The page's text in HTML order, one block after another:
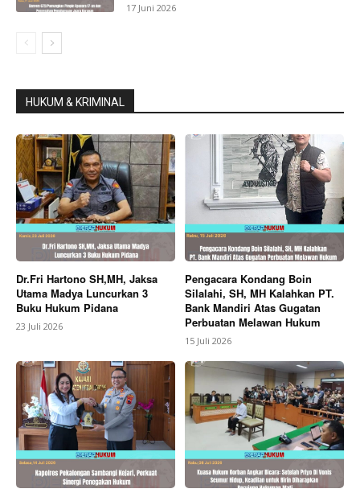
17 Juni 2026
HUKUM & KRIMINAL
Dr.Fri Hartono SH,MH, Jaksa
Utama Madya Luncurkan 3
Buku Hukum Pidana
23 Juli 2026
Pengacara Kondang Boin
Silalahi, SH, MH Kalahkan PT.
Bank Mandiri Atas Gugatan
Perbuatan Melawan Hukum
15 Juli 2026